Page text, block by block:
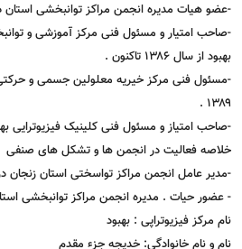
-عضو هیات مدیره انجمن مراکز توانبخشی استان در ۳ دوره
-صاحب امتیار و مسئول فنی مرکز آموزشی و
بهبود از سال ۱۳۸۶ تاکنون .
۱۳۸۹ .
-صاحب امتیاز و مسئول فنی کلینیک فیزیوترایی
خلاصه فعالیت در انجمن ها و تشکل های صنفی
-مدیر عامل انجمن مراکز تواسختی استان زنجان
- عضور حیات . مدیره انجمن مراکز توانبخشی استان
نام مرکز فیزیوتراپی : بهبود
نام و نام خانوادگی: خدیجه جزء مقدم